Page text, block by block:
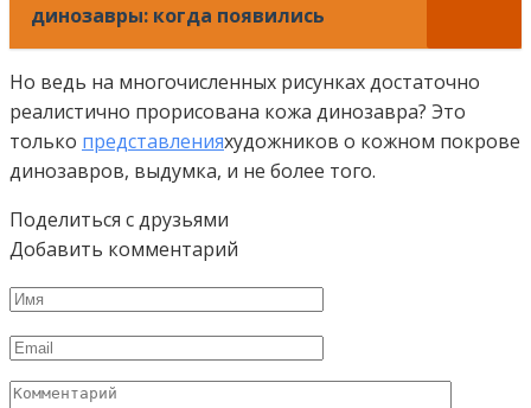
динозавры: когда появились
Но ведь на многочисленных рисунках достаточно
реалистично прорисована кожа динозавра? Это
только представленияхудожников о кожном покрове
динозавров, выдумка, и не более того.
Поделиться с друзьями
Добавить комментарий
Имя
Email
Комментарий